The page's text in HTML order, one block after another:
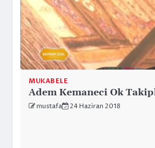
MUKABELE
Adem Kemaneci Ok
mustafa 24 Haziran 2018